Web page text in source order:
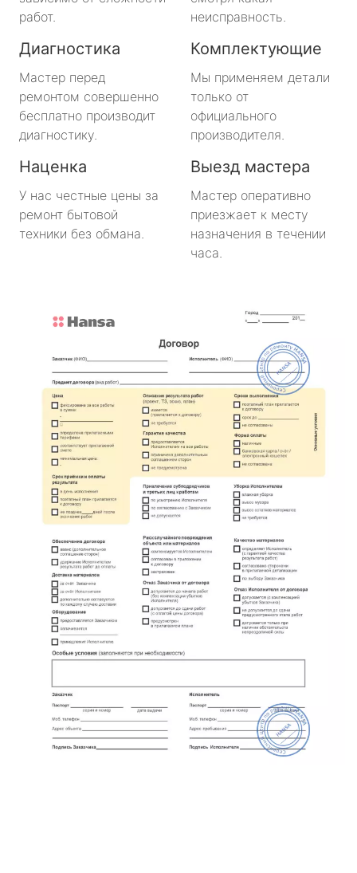
работ.
неисправность.
Диагностика
Мастер перед
ремонтом совершенно
бесплатно производит
диагностику.
Комплектующие
Мы применяем детали
только от
официального
производителя.
Наценка
У нас честные цены за
ремонт бытовой
техники без обмана.
Выезд мастера
Мастер оперативно
приезжает к месту
назначения в течении
часа.